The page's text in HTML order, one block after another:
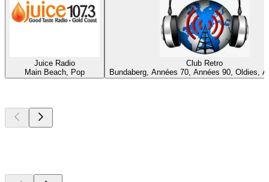
Juice Radio
Main Beach, Pop
Club Retro
Bundaberg, Années 70, Années 90, Oldies,